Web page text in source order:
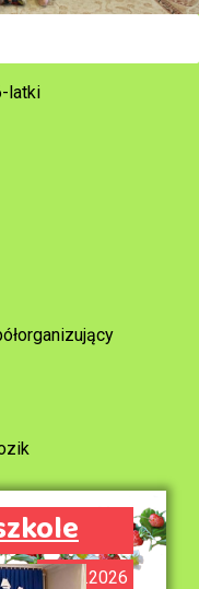
latki
19.06.2026